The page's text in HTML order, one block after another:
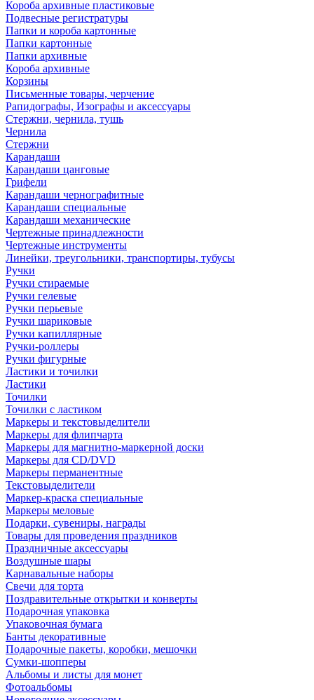
Короба архивные пластиковые
Подвесные регистратуры
Папки и короба картонные
Папки картонные
Папки архивные
Короба архивные
Корзины
Письменные товары, черчение
Рапидографы, Изографы и аксессуары
Стержни, чернила, тушь
Чернила
Стержни
Карандаши
Карандаши цанговые
Грифели
Карандаши чернографитные
Карандаши специальные
Карандаши механические
Чертежные принадлежности
Чертежные инструменты
Линейки, треугольники, транспортиры, тубусы
Ручки
Ручки стираемые
Ручки гелевые
Ручки перьевые
Ручки шариковые
Ручки капиллярные
Ручки-роллеры
Ручки фигурные
Ластики и точилки
Ластики
Точилки
Точилки с ластиком
Маркеры и текстовыделители
Маркеры для флипчарта
Маркеры для магнитно-маркерной доски
Маркеры для CD/DVD
Маркеры перманентные
Текстовыделители
Маркер-краска специальные
Маркеры меловые
Подарки, сувениры, награды
Товары для проведения праздников
Праздничные аксессуары
Воздушные шары
Карнавальные наборы
Свечи для торта
Поздравительные открытки и конверты
Подарочная упаковка
Упаковочная бумага
Банты декоративные
Подарочные пакеты, коробки, мешочки
Сумки-шопперы
Альбомы и листы для монет
Фотоальбомы